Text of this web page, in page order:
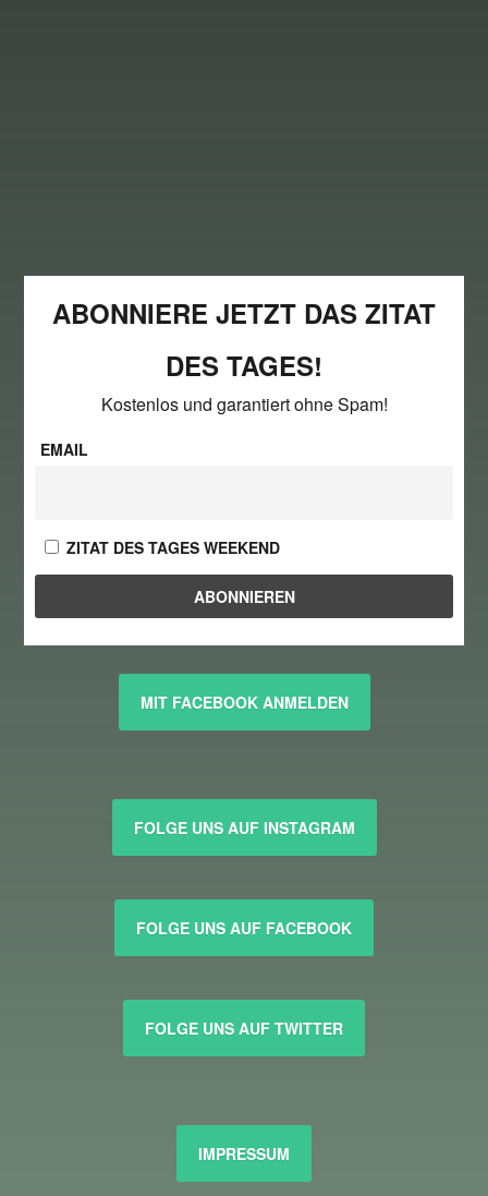
ABONNIERE JETZT DAS ZITAT
DES TAGES!
Kostenlos und garantiert ohne Spam!
EMAIL
ZITAT DES TAGES WEEKEND
MIT FACEBOOK ANMELDEN
FOLGE UNS AUF INSTAGRAM
FOLGE UNS AUF FACEBOOK
FOLGE UNS AUF TWITTER
IMPRESSUM